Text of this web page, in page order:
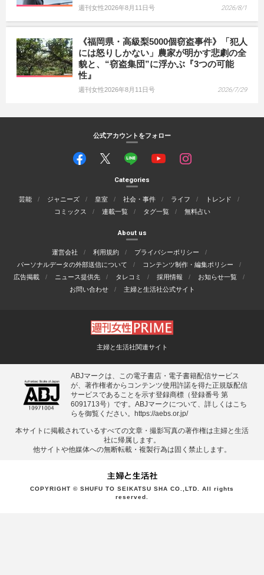
週刊女性2026年8月11日号 2026/8/1
《福岡県・高級梨5000個窃盗事件》「犯人
には怒りしかない」農家が明かす悲劇の全
貌と、“窃盗集団”に浮かぶ『3つの可能
性』
週刊女性2026年8月11日号 2026/7/29
公式アカウントをフォロー
Categories
芸能 ジャニーズ 皇室 社会・事件 ライフ
トレンド
コミックス
連載一覧 タグ一覧 無料占い
About us
運営会社 利用規約
プライバシーポリシー
パーソナルデータの外部送信について
コンテンツ制作・編集ポリシー
広告掲載
ニュース提供先 タレコミ 採用情報
お知らせ一覧
お問い合わせ
主婦と生活社公式サイト
主婦と生活社関連サイト
ABJマークは、この電子書店・電子書籍配信サービス
が、著作権者からコンテンツ使用許諾を得た正規版配信
サービスであることを示す登録商標（登録番号 第
6091713号）です。ABJマークについて、詳しくはこち
らを御覧ください。
https://aebs.or.jp/
本サイトに掲載されているすべての⽂章・撮影写真の著作権は主婦と⽣活
社に帰属します。
他サイトや他媒体への無断転載・複製⾏為は固く禁⽌します。
COPYRIGHT © SHUFU TO SEIKATSU SHA CO.,LTD. All rights
reserved.